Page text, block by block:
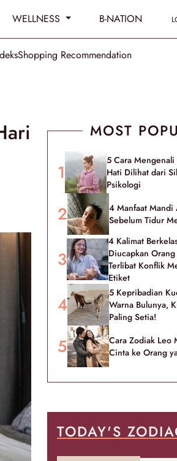
WELLNESS B-NATION
Shopping Recommendation
MOST
5 Cara Mengenali
Hati Dilihat dari
Psikologi
4 Manfaat Mandi
Sebelum Tidur
4 Kalimat
Diucapkan
Terlibat Konflik
Etiket
5 Kepribadian
Warna Bulunya,
Paling Setia!
Cara Zodiak Leo
Cinta ke Orang
TODAY'S